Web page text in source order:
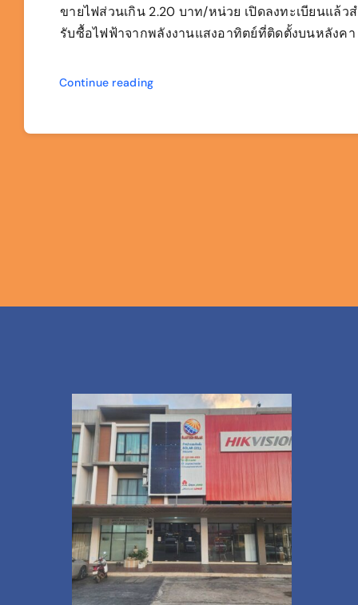
ขายไฟส่วนเกิน 2.20 บาท/หน่วย เปิดลงทะเบียนแล้ว
รับซื้อไฟฟ้าจากพลังงานแสงอาทิตย์ที่ติดตั้งบนหลังคา
Continue reading